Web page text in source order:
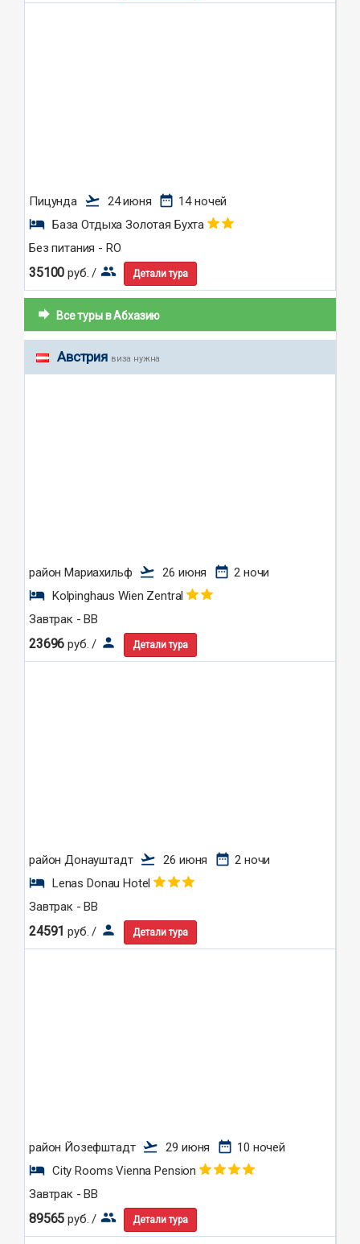
Пицунда flight_takeoff 24 июня date_range 14 ночей
hotel База Отдыха Золотая Бухта
Без питания - RO
35100 руб. / group Детали тура
forward Все туры в Абхазию
Австрия виза нужна
район Мариахильф flight_takeoff 26 июня date_range 2 ночи
hotel Kolpinghaus Wien Zentral
Завтрак - BB
23696 руб. / person Детали тура
район Донауштадт flight_takeoff 26 июня date_range 2 ночи
hotel Lenas Donau Hotel
Завтрак - BB
24591 руб. / person Детали тура
район Йозефштадт flight_takeoff 29 июня date_range 10 ночей
hotel City Rooms Vienna Pension
Завтрак - BB
89565 руб. / group Детали тура